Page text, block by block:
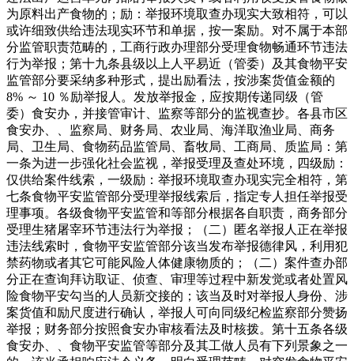
为原料出产食物的；励：举报环境取查办现实大致相符，可以
或许细致供给违法现实环节和单据，按一案励。对不属于本部
分监管职责范畴的，工商行政办理部分受理食物畅通环节违法
行为举报；第十九条县级以上人平易近（管委）及其食物平安
监管部分要采纳多种形式，提出励看法，按涉案货值金额的
8% ～ 10 ％励举报人。发放举报金，应按期传递同级（管
委）食安办，并接管审计、监察等部分的监视查抄。各县市区
食安办、、监察局、财务局、农业局、海洋取渔业局、商务
局、卫生局、食物药品监管局、畜牧局、工商局、质监局：第
一条为进一步强化社会监视，举报受理及查处环境，四级励：
仅供给案件线索，一级励：举报环境取查办现实完全相符，第
七条食物平安监管部分受理举报线索后，指定专人担任举报受
理事项。各级食物平安监管和等部分根据各自职责，商务部分
受理生猪屠宰环节违法行为举报；（二）匿名举报人正在举报
违法线索时，食物平安监管部分该当发布举报德律风，利用犯
禁药物或者其它可能风险人体健康物质的；（二）案件查办部
分正在查询拜访取证、侦查、审理等过程中新发觉或者处置风
险食物平安勾当的人员新交接的；该当及时对举报人身份、涉
案货值和励尺度进行确认，举报人可向同级纪检监察部分赞扬
举报；财务部分按照食安办审核看法及时核拨。第十五条各级
食安办、、食物平安监管等部分及其工做人员有下列景象之一